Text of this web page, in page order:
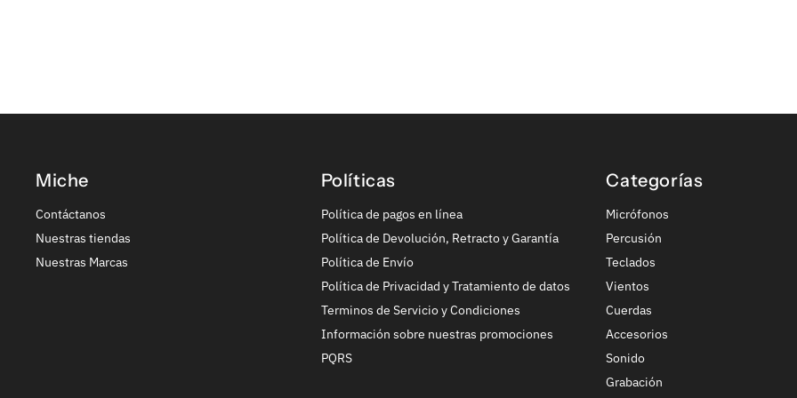
Miche
Contáctanos
Nuestras tiendas
Nuestras Marcas
Políticas
Política de pagos en línea
Política de Devolución, Retracto y Garantía
Política de Envío
Política de Privacidad y Tratamiento de datos
Terminos de Servicio y Condiciones
Información sobre nuestras promociones
PQRS
Categorías
Micrófonos
Percusión
Teclados
Vientos
Cuerdas
Accesorios
Sonido
Grabación